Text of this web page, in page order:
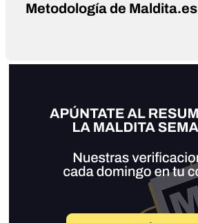
Metodología de Maldita.es